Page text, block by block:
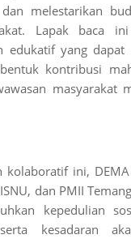
melestarikan
Lapak baca ini
edukatif yang dapat
kontribusi
masyarakat
kolaboratif ini,
dan PMII
kepedulian
kesadaran